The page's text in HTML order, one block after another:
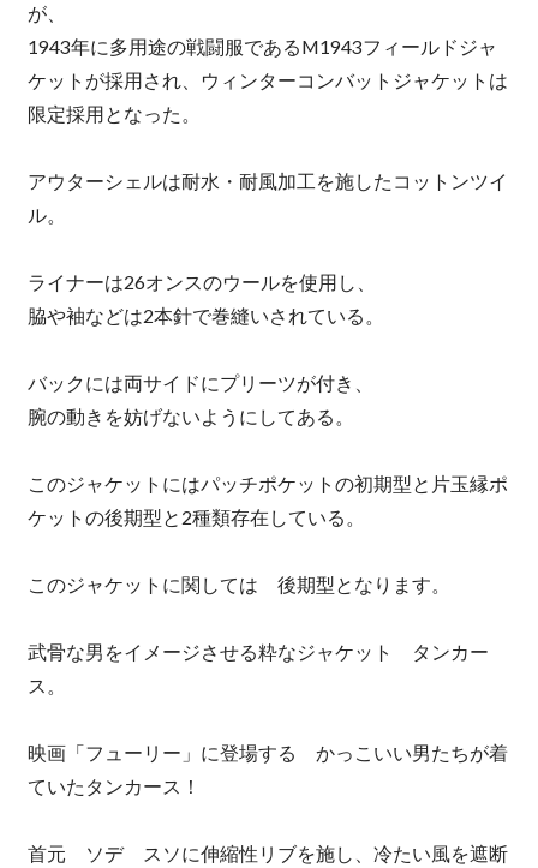
が、
1943年に多用途の戦闘服であるM1943フィールドジャ
ケットが採用され、ウィンターコンバットジャケットは
限定採用となった。
アウターシェルは耐水・耐風加工を施したコットンツイ
ル。
ライナーは26オンスのウールを使用し、
脇や袖などは2本針で巻縫いされている。
バックには両サイドにプリーツが付き、
腕の動きを妨げないようにしてある。
このジャケットにはパッチポケットの初期型と片玉縁ポ
ケットの後期型と2種類存在している。
このジャケットに関しては 後期型となります。
武骨な男をイメージさせる粋なジャケット タンカー
ス。
映画「フューリー」に登場する かっこいい男たちが着
ていたタンカース！
首元 ソデ スソに伸縮性リブを施し、冷たい風を遮断